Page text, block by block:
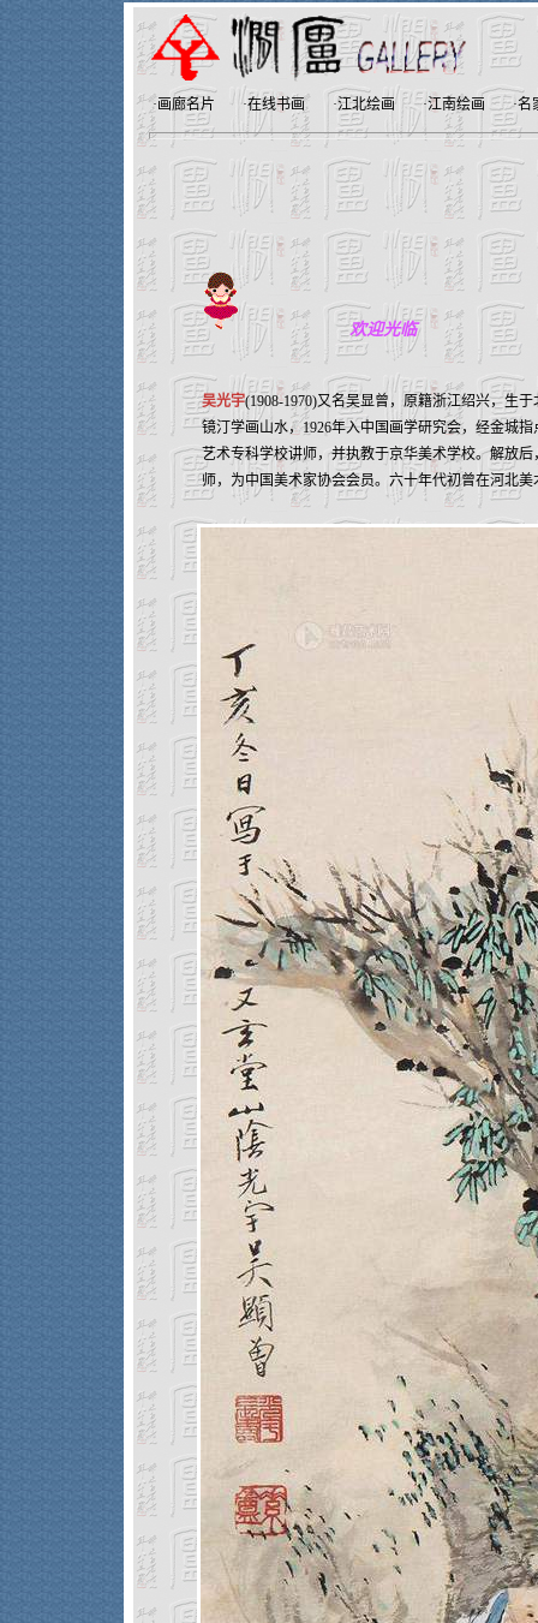
·画廊名片 ·在线书画 ·江北绘画 ·江南绘画 ·名
欢迎光临
吴光宇(1908-1970)又名吴显曾，原籍浙江绍兴，生
镜汀学画山水，1926年入中国画学研究会，经金城
艺术专科学校讲师，并执教于京华美术学校。解放
师，为中国美术家协会会员。六十年代初曾在河北